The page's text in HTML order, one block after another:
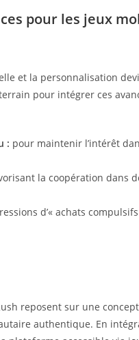
pour les jeux
et la personnalisation
pour intégrer ces
: pour maintenir l’intérêt
la coopération dans
d’« achats
reposent sur une
authentique. En